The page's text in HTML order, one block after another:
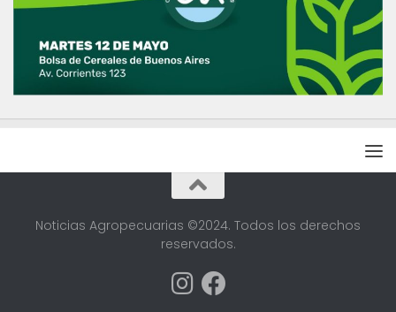
Noticias Agropecuarias ©2024. Todos los derechos
reservados.